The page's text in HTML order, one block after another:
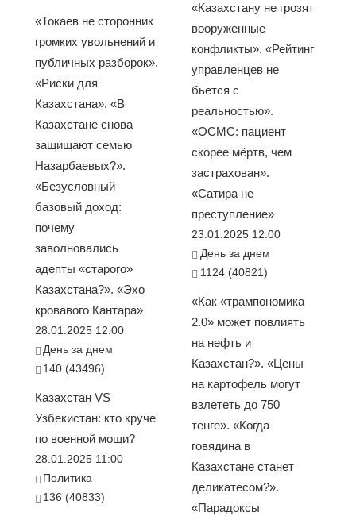
«Токаев не сторонник
громких увольнений и
публичных разборок».
«Риски для
Казахстана». «В
Казахстане снова
защищают семью
Назарбаевых?».
«Безусловный
базовый доход:
почему
заволновались
адепты «старого»
Казахстана?». «Эхо
кровавого Кантара»
28.01.2025 12:00
День за днем
140 (43496)
Казахстан VS
Узбекистан: кто круче
по военной мощи?
28.01.2025 11:00
Политика
136 (40833)
«Казахстану не грозят
вооруженные
конфликты». «Рейтинг
управленцев не
бьется с
реальностью».
«ОСМС: пациент
скорее мёртв, чем
застрахован».
«Сатира не
преступление»
23.01.2025 12:00
День за днем
1124 (40821)
«Как «трампономика
2.0» может повлиять
на нефть и
Казахстан?». «Цены
на картофель могут
взлететь до 750
тенге». «Когда
говядина в
Казахстане станет
деликатесом?».
«Парадоксы